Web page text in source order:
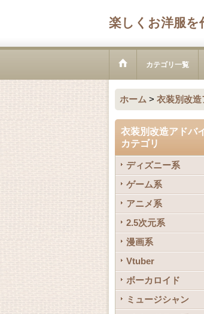
楽しくお洋服を
カテゴリ一覧
ホーム > 衣装別改造
衣装別改造アドバ
カテゴリ
ディズニー系
ゲーム系
アニメ系
2.5次元系
漫画系
Vtuber
ボーカロイド
ミュージシャン